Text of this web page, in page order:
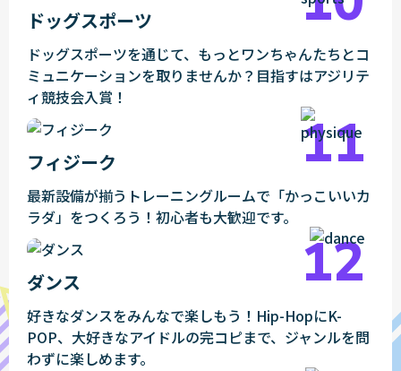
ドッグスポーツ
ドッグスポーツを通じて、もっとワンちゃんたちとコ
ミュニケーションを取りませんか？目指すはアジリテ
ィ競技会入賞！
フィジーク
最新設備が揃うトレーニングルームで「かっこいいカ
ラダ」をつくろう！初心者も大歓迎です。
ダンス
好きなダンスをみんなで楽しもう！Hip-HopにK-
POP、大好きなアイドルの完コピまで、ジャンルを問
わずに楽しめます。